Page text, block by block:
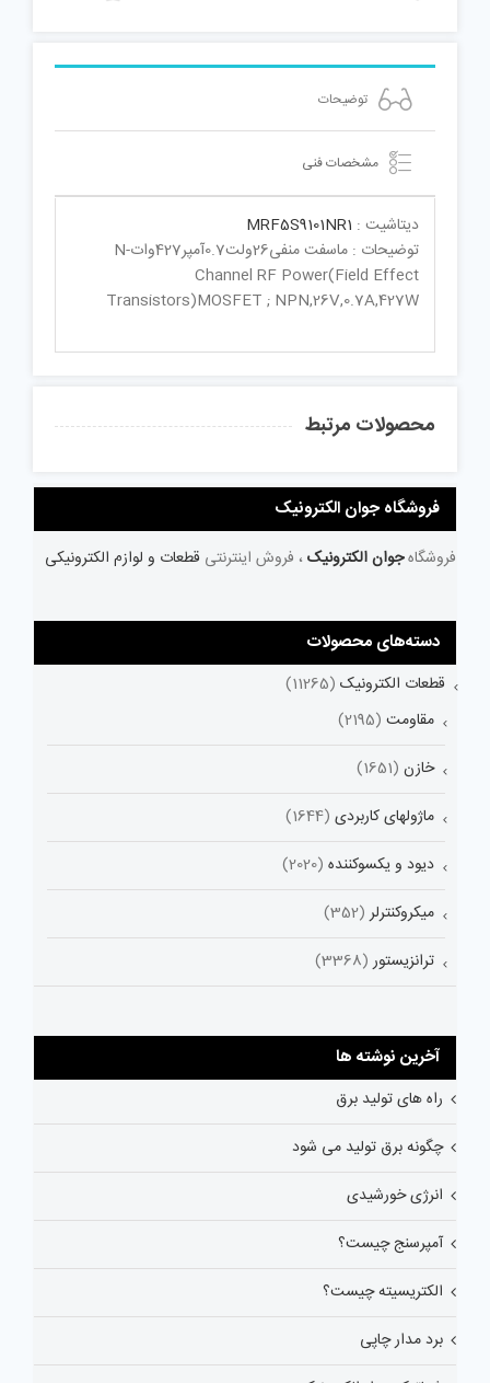
توضیحات
مشخصات فنی
دیتاشیت : MRF5S9101NR1
توضیحات : ماسفت منفی26ولت0.7آمپر427واتN-
Channel RF Power(Field Effect
Transistors)MOSFET ; NPN,26V,0.7A,427W
محصولات مرتبط
فروشگاه جوان الکترونیک
فروشگاهجوان الکترونیک ، فروش اینترنتی قطعات و لوازم الکترونیکی
دسته‌های محصولات
قطعات الکترونیک (11265)
مقاومت (2195)
خازن (1651)
ماژولهای کاربردی (1644)
دیود و یکسوکننده (2020)
میکروکنترلر (352)
ترانزیستور (3368)
آخرین نوشته ها
راه های تولید برق
چگونه برق تولید می شود
انرژی خورشیدی
آمپرسنج چیست؟
الکتریسیته چیست؟
برد مدار چاپی